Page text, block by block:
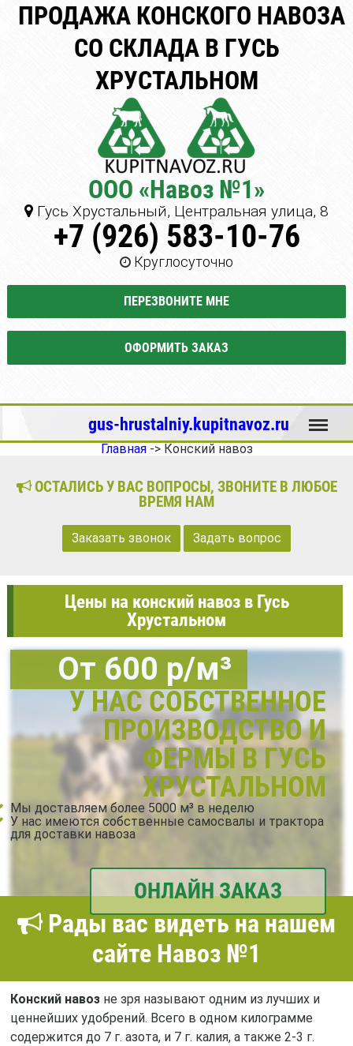
ПРОДАЖА КОНСКОГО НАВОЗА
СО СКЛАДА В ГУСЬ
ХРУСТАЛЬНОМ
ООО «Навоз №1»
Гусь Хрустальный, Центральная улица, 8
+7 (926) 583-10-76
Круглосуточно
ПЕРЕЗВОНИТЕ МНЕ
ОФОРМИТЬ ЗАКАЗ
gus-hrustalniy.kupitnavoz.ru Меню
Главная-> Конский навоз
ОСТАЛИСЬ У ВАС ВОПРОСЫ, ЗВОНИТЕ В ЛЮБОЕ
ВРЕМЯ НАМ
Заказать звонок Задать вопрос
Цены на конский навоз в Гусь
Хрустальном
От 600 р/м³
У НАС СОБСТВЕННОЕ
ПРОИЗВОДСТВО И
ФЕРМЫ В ГУСЬ
ХРУСТАЛЬНОМ
Мы доставляем более 5000 м³ в неделю
У нас имеются собственные самосвалы и трактора
для доставки навоза
ОНЛАЙН ЗАКАЗ
Рады вас видеть на нашем
сайте Навоз №1
Конский навозне зря называют одним из лучших и
ценнейших удобрений. Всего в одном килограмме
содержится до 7 г. азота, и 7 г. калия, а также 2-3 г.